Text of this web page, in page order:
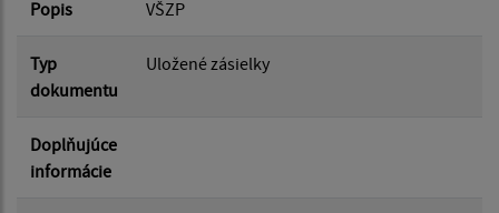
Filtrovať
Popis VŠZP
Typ
dokumentu
Uložené zásielky
Doplňujúce
informácie